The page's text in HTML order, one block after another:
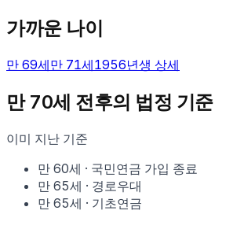
가까운 나이
만 69세만 71세1956년생 상세
만 70세 전후의 법정 기준
이미 지난 기준
만 60세 · 국민연금 가입 종료
만 65세 · 경로우대
만 65세 · 기초연금